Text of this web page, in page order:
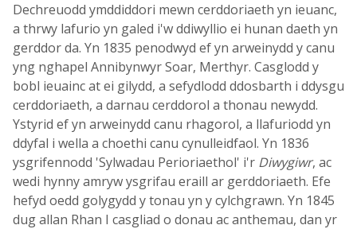
Dechreuodd ymddiddori mewn cerddoriaeth yn ieuanc,
a thrwy lafurio yn galed i'w ddiwyllio ei hunan daeth yn
gerddor da. Yn 1835 penodwyd ef yn arweinydd y canu
yng nghapel Annibynwyr Soar, Merthyr. Casglodd y
bobl ieuainc at ei gilydd, a sefydlodd ddosbarth i ddysgu
cerddoriaeth, a darnau cerddorol a thonau newydd.
Ystyrid ef yn arweinydd canu rhagorol, a llafuriodd yn
ddyfal i wella a choethi canu cynulleidfaol. Yn 1836
ysgrifennodd 'Sylwadau Perioriaethol' i'r Diwygiwr, ac
wedi hynny amryw ysgrifau eraill ar gerddoriaeth. Efe
hefyd oedd golygydd y tonau yn y cylchgrawn. Yn 1845
dug allan Rhan I casgliad o donau ac anthemau, dan yr